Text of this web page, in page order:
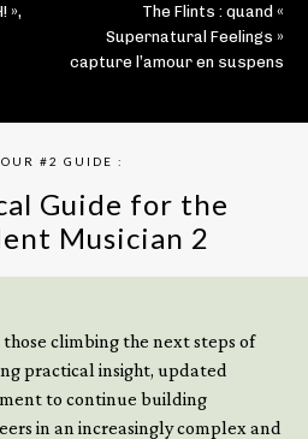
»,
The Flints : quand «
Supernatural Feelings »
capture l’amour en suspens
#2 GUIDE :
Guide for the
Musician 2
climbing the next steps of
practical insight, updated
to continue building
in an increasingly complex and